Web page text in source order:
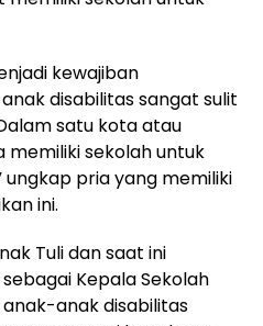
kewajiban
disabilitas sangat sulit
satu kota atau
sekolah untuk
ungkap pria yang memiliki
ini.
Tuli dan saat ini
Kepala Sekolah
anak disabilitas